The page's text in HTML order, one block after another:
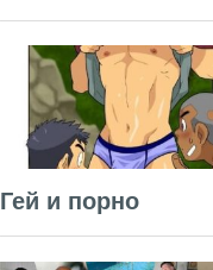
Гей и порно